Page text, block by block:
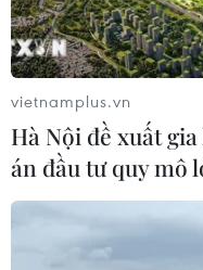
vietnamplus.vn
Hà Nội đề xuất
án đầu tư quy mô